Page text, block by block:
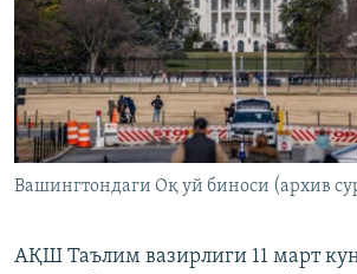
Вашингтондаги Оқ уй биноси (архив
АҚШ Таълим вазирлиги 11 март